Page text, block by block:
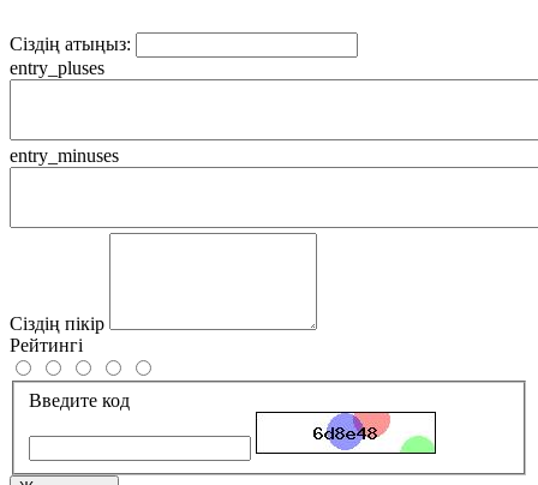
Сіздің атыңыз:
entry_pluses
entry_minuses
Сіздің пікір
Рейтингі
Введите код